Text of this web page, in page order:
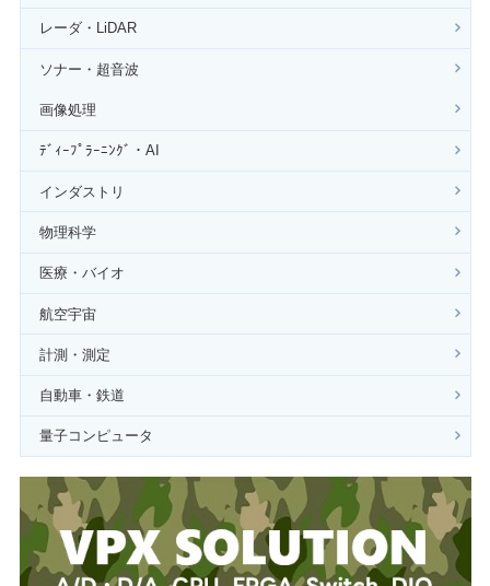
レーダ・LiDAR
ソナー・超音波
画像処理
ﾃﾞｨｰﾌﾟﾗｰﾆﾝｸﾞ・AI
インダストリ
物理科学
医療・バイオ
航空宇宙
計測・測定
自動車・鉄道
量子コンピュータ